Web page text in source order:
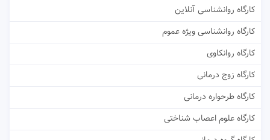
کارگاه روانشناسی آنلاین
کارگاه روانشناسی ویژه عموم
کارگاه روانکاوی
کارگاه زوج درمانی
کارگاه طرحواره درمانی
کارگاه علوم اعصاب شناختی